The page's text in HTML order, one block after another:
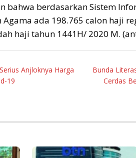
bahwa berdasarkan Sistem
ada 198.765 calon haji
haji tahun 1441H/ 2020 M.
Anjloknya Harga
19
Bunda
Cerdas